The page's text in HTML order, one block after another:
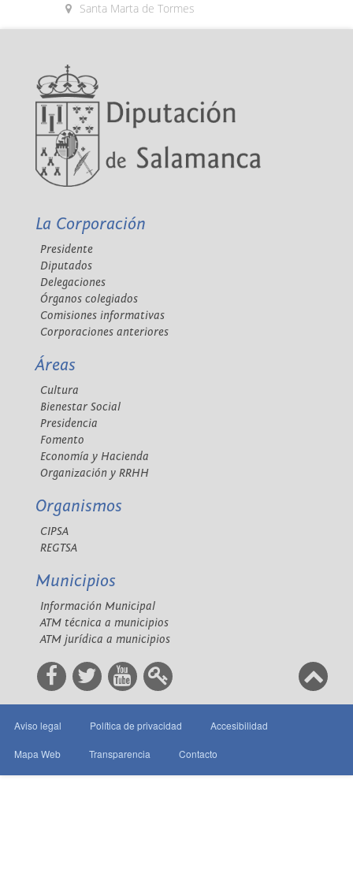
Santa Marta de Tormes
La Corporación
Presidente
Diputados
Delegaciones
Órganos colegiados
Comisiones informativas
Corporaciones anteriores
Áreas
Cultura
Bienestar Social
Presidencia
Fomento
Economía y Hacienda
Organización y RRHH
Organismos
CIPSA
REGTSA
Municipios
Información Municipal
ATM técnica a municipios
ATM jurídica a municipios
Aviso legal Política de privacidad Accesibilidad
Mapa Web Transparencia Contacto